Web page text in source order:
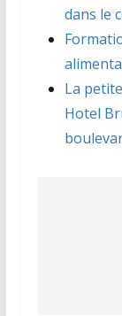
dans le
La
Hotel